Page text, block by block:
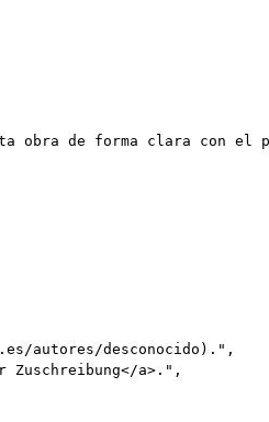
obra de forma clara con el
autores/desconocido).",
Zuschreibung</a>.",